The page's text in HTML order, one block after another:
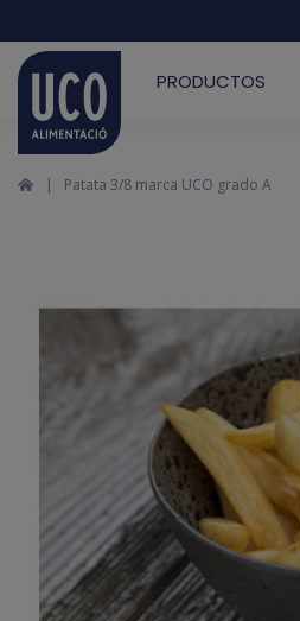
PRODUCTOS
Patata 3/8 marca UCO grado A